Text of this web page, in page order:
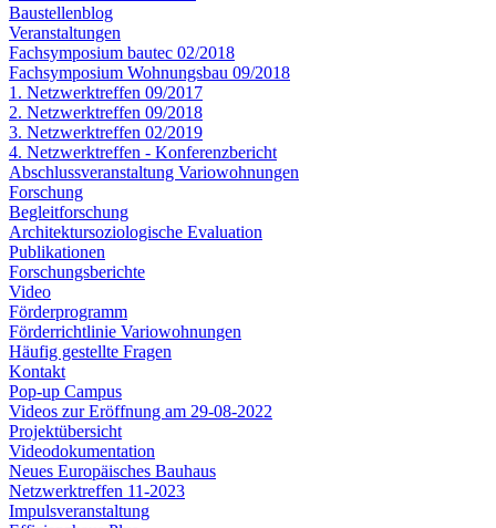
Baustellenblog
Veranstaltungen
Fachsymposium bautec 02/2018
Fachsymposium Wohnungsbau 09/2018
1. Netzwerktreffen 09/2017
2. Netzwerktreffen 09/2018
3. Netzwerktreffen 02/2019
4. Netzwerktreffen - Konferenzbericht
Abschlussveranstaltung Variowohnungen
Forschung
Begleitforschung
Architektursoziologische Evaluation
Publikationen
Forschungsberichte
Video
Förderprogramm
Förderrichtlinie Variowohnungen
Häufig gestellte Fragen
Kontakt
Pop-up Campus
Videos zur Eröffnung am 29-08-2022
Projektübersicht
Videodokumentation
Neues Europäisches Bauhaus
Netzwerktreffen 11-2023
Impulsveranstaltung